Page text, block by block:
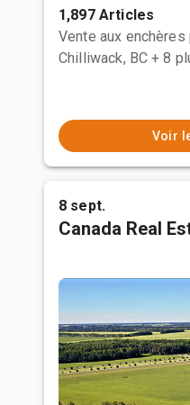
1,897 Articles
Vente aux enchères
Chilliwack, BC + 8
Voir
8 sept.
Canada Real